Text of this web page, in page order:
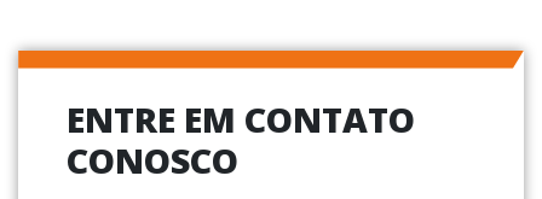
ENTRE EM CONTATO
CONOSCO